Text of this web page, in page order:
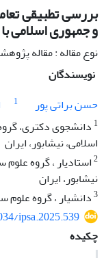
بررسی تطبیقی
و جمهوری اسلامی
نوع مقاله : مقاله
نویسندگان
حسن براتی پور
1
1 دانشجوی دکتری،
اسلامی، نیشابور، ایران
2استادیار ، گروه
نیشابور، ایران
3دانشیار ، گروه
ipsa.2025.539
چکیده